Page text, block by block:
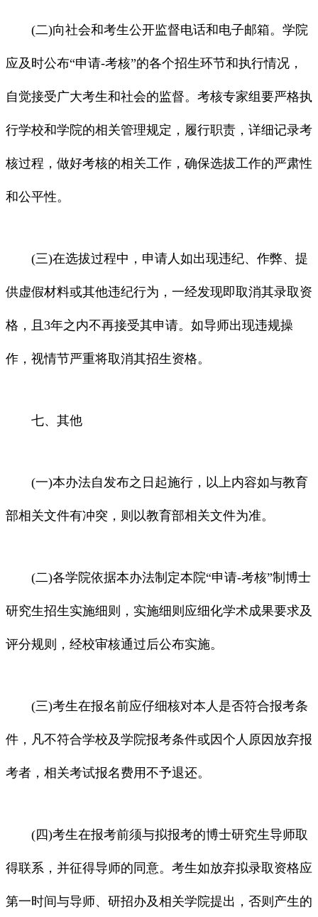
(二)向社会和考生公开监督电话和电子邮箱。学院
应及时公布“申请-考核”的各个招生环节和执行情况，
自觉接受广大考生和社会的监督。考核专家组要严格执
行学校和学院的相关管理规定，履行职责，详细记录考
核过程，做好考核的相关工作，确保选拔工作的严肃性
和公平性。
(三)在选拔过程中，申请人如出现违纪、作弊、提
供虚假材料或其他违纪行为，一经发现即取消其录取资
格，且3年之内不再接受其申请。如导师出现违规操
作，视情节严重将取消其招生资格。
七、其他
(一)本办法自发布之日起施行，以上内容如与教育
部相关文件有冲突，则以教育部相关文件为准。
(二)各学院依据本办法制定本院“申请-考核”制博士
研究生招生实施细则，实施细则应细化学术成果要求及
评分规则，经校审核通过后公布实施。
(三)考生在报名前应仔细核对本人是否符合报考条
件，凡不符合学校及学院报考条件或因个人原因放弃报
考者，相关考试报名费用不予退还。
(四)考生在报考前须与拟报考的博士研究生导师取
得联系，并征得导师的同意。考生如放弃拟录取资格应
第一时间与导师、研招办及相关学院提出，否则产生的